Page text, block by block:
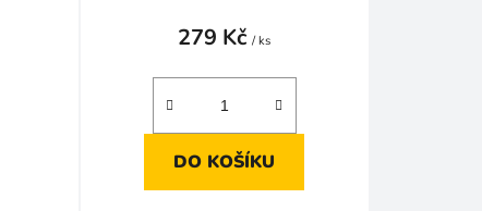
279 Kč/ ks
DO KOŠÍKU